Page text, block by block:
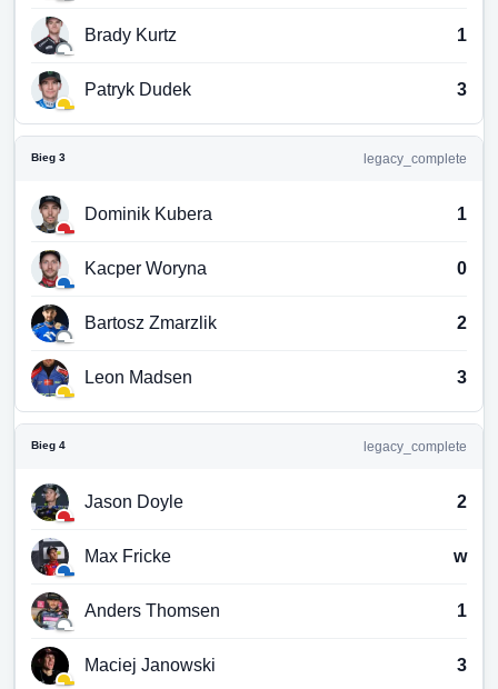
Brady Kurtz 1
Patryk Dudek 3
Bieg 3 legacy_complete
Dominik Kubera 1
Kacper Woryna 0
Bartosz Zmarzlik 2
Leon Madsen 3
Bieg 4 legacy_complete
Jason Doyle 2
Max Fricke w
Anders Thomsen 1
Maciej Janowski 3